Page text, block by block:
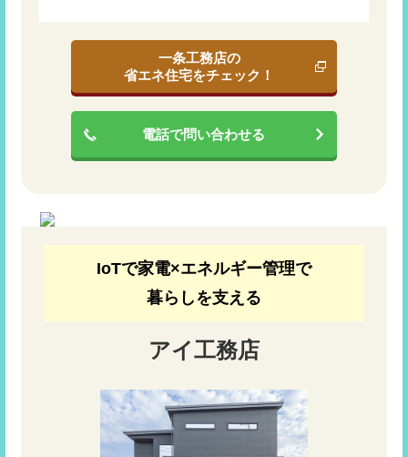
一条工務店の
省エネ住宅をチェック！
電話で問い合わせる
IoTで家電×エネルギー管理で
暮らしを支える
アイ工務店